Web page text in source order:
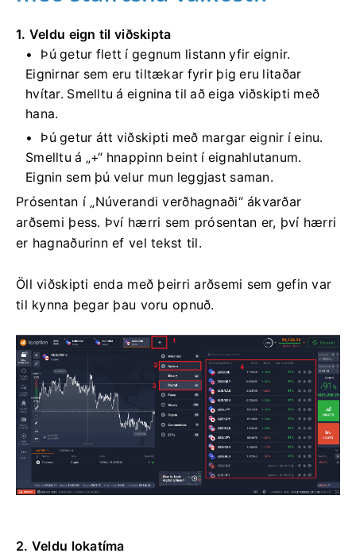
1. Veldu eign til viðskipta
Þú getur flett í gegnum listann yfir eignir.
Eignirnar sem eru tiltækar fyrir þig eru litaðar
hvítar. Smelltu á eignina til að eiga viðskipti með
hana.
Þú getur átt viðskipti með margar eignir í einu.
Smelltu á „+“ hnappinn beint í eignahlutanum.
Eignin sem þú velur mun leggjast saman.
Prósentan í „Núverandi verðhagnaði“ ákvarðar
arðsemi þess. Því hærri sem prósentan er, því hærri
er hagnaðurinn ef vel tekst til.
Öll viðskipti enda með þeirri arðsemi sem gefin var
til kynna þegar þau voru opnuð.
2. Veldu lokatíma